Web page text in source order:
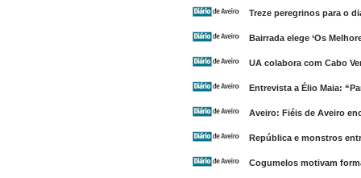
Treze peregrinos para o
Bairrada elege ‘Os
UA colabora com Cabo
Entrevista a Élio Maia:
Aveiro: Fiéis de Aveiro
República e monstros
Cogumelos motivam